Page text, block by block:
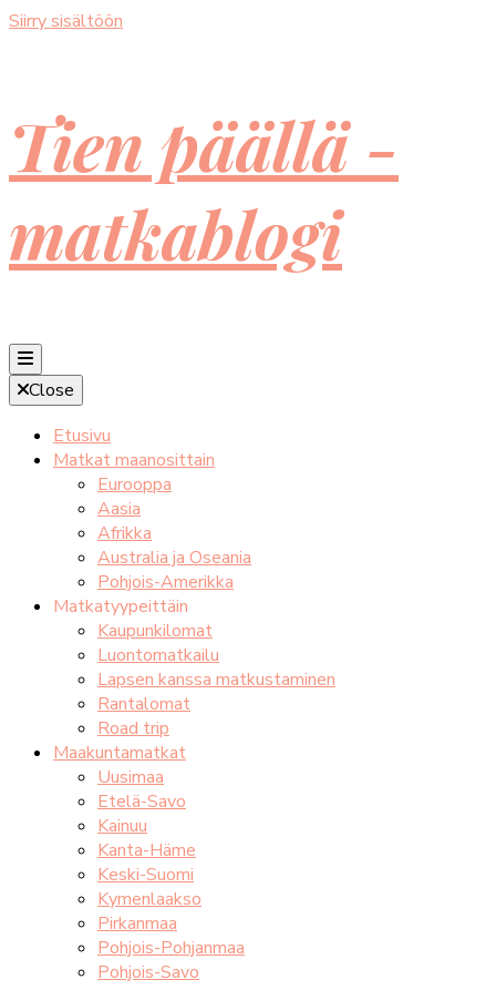
Siirry sisältöön
Tien päällä -
matkablogi
Close
Etusivu
Matkat maanosittain
Eurooppa
Aasia
Afrikka
Australia ja Oseania
Pohjois-Amerikka
Matkatyypeittäin
Kaupunkilomat
Luontomatkailu
Lapsen kanssa matkustaminen
Rantalomat
Road trip
Maakuntamatkat
Uusimaa
Etelä-Savo
Kainuu
Kanta-Häme
Keski-Suomi
Kymenlaakso
Pirkanmaa
Pohjois-Pohjanmaa
Pohjois-Savo